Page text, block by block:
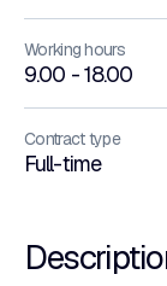
Working hours
9.00 - 18.00
Contract type
Full-time